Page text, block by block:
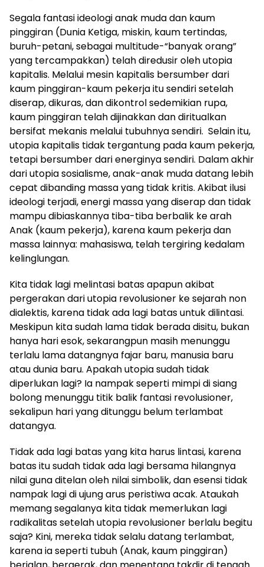
Segala fantasi ideologi anak muda dan kaum
pinggiran (Dunia Ketiga, miskin, kaum tertindas,
buruh-petani, sebagai multitude-“banyak orang”
yang tercampakkan) telah diredusir oleh utopia
kapitalis. Melalui mesin kapitalis bersumber dari
kaum pinggiran-kaum pekerja itu sendiri setelah
diserap, dikuras, dan dikontrol sedemikian rupa,
kaum pinggiran telah dijinakkan dan diritualkan
bersifat mekanis melalui tubuhnya sendiri. Selain itu,
utopia kapitalis tidak tergantung pada kaum pekerja,
tetapi bersumber dari energinya sendiri. Dalam akhir
dari utopia sosialisme, anak-anak muda datang lebih
cepat dibanding massa yang tidak kritis. Akibat ilusi
ideologi terjadi, energi massa yang diserap dan tidak
mampu dibiaskannya tiba-tiba berbalik ke arah
Anak (kaum pekerja), karena kaum pekerja dan
massa lainnya: mahasiswa, telah tergiring kedalam
kelinglungan.
Kita tidak lagi melintasi batas apapun akibat
pergerakan dari utopia revolusioner ke sejarah non
dialektis, karena tidak ada lagi batas untuk dilintasi.
Meskipun kita sudah lama tidak berada disitu, bukan
hanya hari esok, sekarangpun masih menunggu
terlalu lama datangnya fajar baru, manusia baru
atau dunia baru. Apakah utopia sudah tidak
diperlukan lagi? Ia nampak seperti mimpi di siang
bolong menunggu titik balik fantasi revolusioner,
sekalipun hari yang ditunggu belum terlambat
datangya.
Tidak ada lagi batas yang kita harus lintasi, karena
batas itu sudah tidak ada lagi bersama hilangnya
nilai guna ditelan oleh nilai simbolik, dan esensi tidak
nampak lagi di ujung arus peristiwa acak. Ataukah
memang segalanya kita tidak memerlukan lagi
radikalitas setelah utopia revolusioner berlalu begitu
saja? Kini, mereka tidak selalu datang terlambat,
karena ia seperti tubuh (Anak, kaum pinggiran)